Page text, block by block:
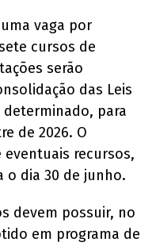
vaga por
cursos de
serão
das Leis
determinado, para
de 2026. O
recursos,
o dia 30 de junho.
devem possuir, no
em programa de